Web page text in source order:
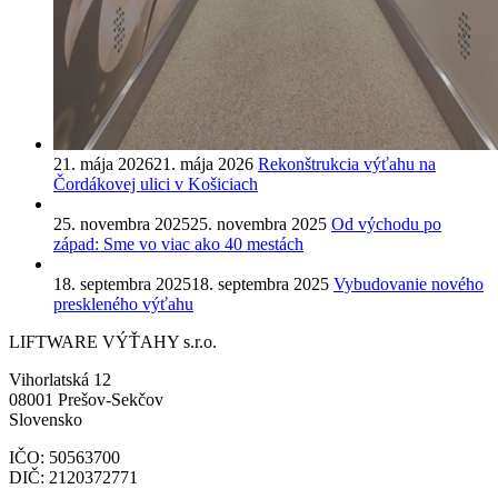
21. mája 202621. mája 2026 Rekonštrukcia výťahu na
Čordákovej ulici v Košiciach
25. novembra 202525. novembra 2025 Od východu po
západ: Sme vo viac ako 40 mestách
18. septembra 202518. septembra 2025 Vybudovanie nového
preskleného výťahu
LIFTWARE VÝŤAHY s.r.o.
Vihorlatská 12
08001 Prešov-Sekčov
Slovensko
IČO: 50563700
DIČ: 2120372771